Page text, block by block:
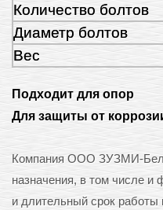
Количество болтов
Диаметр болтов
Вес
Подходит для опор
Для защиты от
Компания ООО ЗУЗМИ-
назначения, в том числе
и длительный срок работы